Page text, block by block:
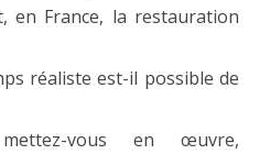
en France, la restauration
réaliste est-il possible de
vous en œuvre,